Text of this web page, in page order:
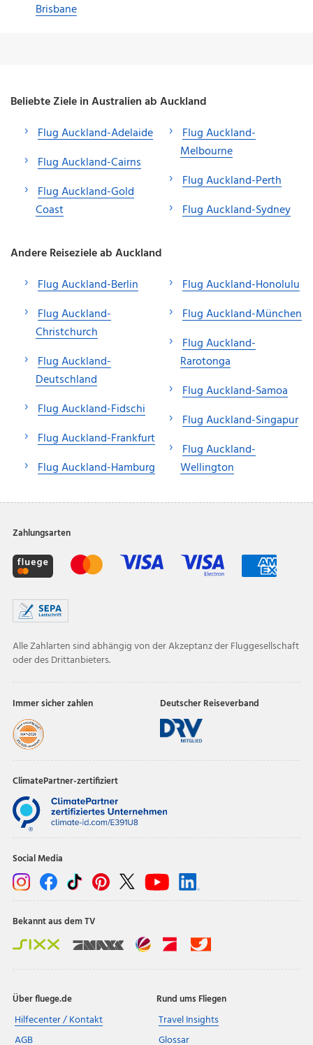
Brisbane
Beliebte Ziele in Australien ab Auckland
Flug Auckland-Adelaide
Flug Auckland-Cairns
Flug Auckland-Gold
Coast
Flug Auckland-
Melbourne
Flug Auckland-Perth
Flug Auckland-Sydney
Andere Reiseziele ab Auckland
Flug Auckland-Berlin
Flug Auckland-
Christchurch
Flug Auckland-
Deutschland
Flug Auckland-Fidschi
Flug Auckland-Frankfurt
Flug Auckland-Hamburg
Flug Auckland-Honolulu
Flug Auckland-München
Flug Auckland-
Rarotonga
Flug Auckland-Samoa
Flug Auckland-Singapur
Flug Auckland-
Wellington